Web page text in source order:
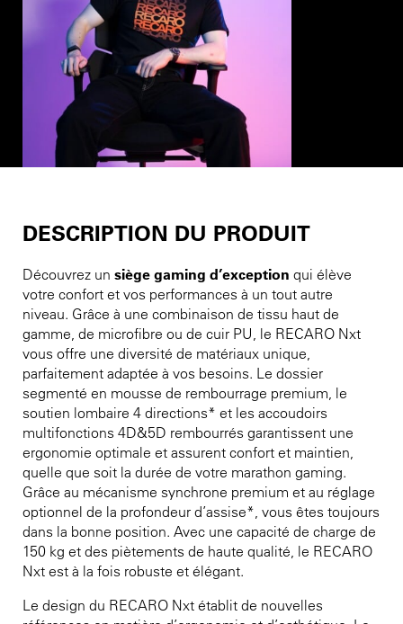
DESCRIPTION DU PRODUIT
Découvrez un siège gaming d’exception qui élève
votre confort et vos performances à un tout autre
niveau. Grâce à une combinaison de tissu haut de
gamme, de microfibre ou de cuir PU, le RECARO Nxt
vous offre une diversité de matériaux unique,
parfaitement adaptée à vos besoins. Le dossier
segmenté en mousse de rembourrage premium, le
soutien lombaire 4 directions* et les accoudoirs
multifonctions 4D&5D rembourrés garantissent une
ergonomie optimale et assurent confort et maintien,
quelle que soit la durée de votre marathon gaming.
Grâce au mécanisme synchrone premium et au réglage
optionnel de la profondeur d’assise*, vous êtes toujours
dans la bonne position. Avec une capacité de charge de
150 kg et des piètements de haute qualité, le RECARO
Nxt est à la fois robuste et élégant.
Le design du RECARO Nxt établit de nouvelles